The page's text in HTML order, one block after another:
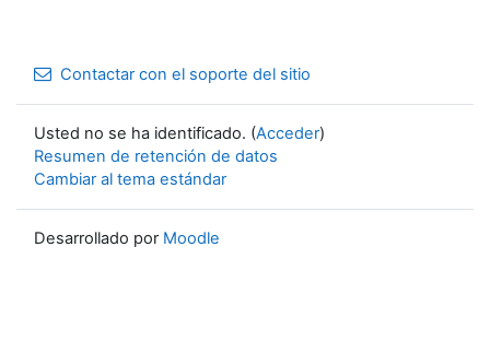
Contactar con el soporte del sitio
Usted no se ha identificado. (Acceder)
Resumen de retención de datos
Cambiar al tema estándar
Desarrollado por Moodle